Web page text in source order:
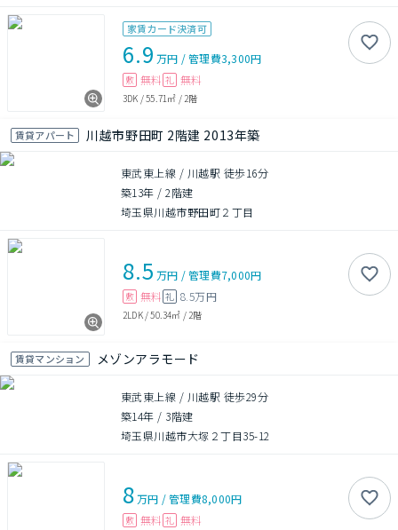
家賃カード決済可
6.9 万円 /管理費3,300円
敷 無料 礼 無料
3DK /55.71㎡ /2階
賃貸アパート 川越市野田町 2階建 2013年築
東武東上線 / 川越駅 徒歩16分
築13年 /2階建
埼玉県川越市野田町２丁目
8.5 万円 /管理費7,000円
敷 無料 礼 8.5万円
2LDK/50.34㎡ / 2階
賃貸マンション メゾンアラモード
東武東上線 / 川越駅 徒歩29分
築14年 / 3階建
埼玉県川越市大塚２丁目35-12
8万円 /管理費8,000円
敷 無料 礼 無料